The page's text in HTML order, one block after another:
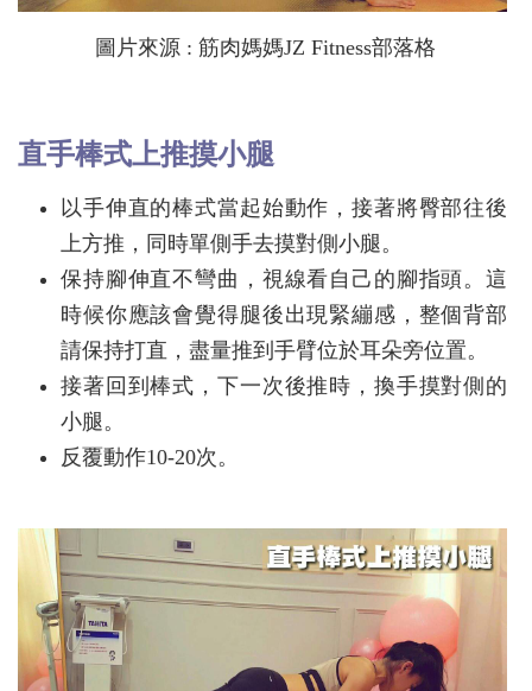
圖片來源 : 筋肉媽媽JZ Fitness部落格
直手棒式上推摸小腿
以手伸直的棒式當起始動作，接著將臀部往後
上方推，同時單側手去摸對側小腿。
保持腳伸直不彎曲，視線看自己的腳指頭。這
時候你應該會覺得腿後出現緊繃感，整個背部
請保持打直，盡量推到手臂位於耳朵旁位置。
接著回到棒式，下一次後推時，換手摸對側的
小腿。
反覆動作10-20次。